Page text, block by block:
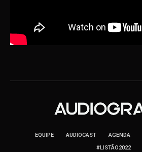
EQUIPE AUDIOCAST AGENDA
#LISTÃO2022